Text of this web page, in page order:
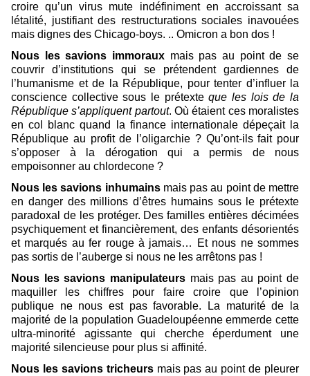
croire qu’un virus mute indéfiniment en accroissant sa
létalité, justifiant des restructurations sociales inavouées
mais dignes des Chicago-boys. .. Omicron a bon dos !
Nous les savions immoraux mais pas au point de se
couvrir d’institutions qui se prétendent gardiennes de
l’humanisme et de la République, pour tenter d’influer la
conscience collective sous le prétexteque les lois de la
République s’appliquent partout. Où étaient ces moralistes
en col blanc quand la finance internationale dépeçait la
République au profit de l’oligarchie ? Qu’ont-ils fait pour
s’opposer à la dérogation qui a permis de nous
empoisonner au chlordecone ?
Nous les savions inhumainsmais pas au point de mettre
en danger des millions d’êtres humains sous le prétexte
paradoxal de les protéger. Des familles entières décimées
psychiquement et financièrement, des enfants désorientés
et marqués au fer rouge à jamais… Et nous ne sommes
pas sortis de l’auberge si nous ne les arrêtons pas !
Nous les savions manipulateurs mais pas au point de
maquiller les chiffres pour faire croire que l’opinion
publique ne nous est pas favorable. La maturité de la
majorité de la population Guadeloupéenne emmerde cette
ultra-minorité agissante qui cherche éperdument une
majorité silencieuse pour plus si affinité.
Nous les savions tricheursmais pas au point de pleurer